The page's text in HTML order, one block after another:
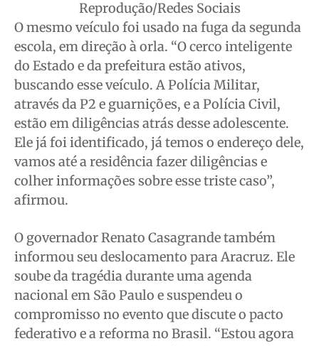
Reprodução/Redes Sociais
O mesmo veículo foi usado na fuga da segunda
escola, em direção à orla. “O cerco inteligente
do Estado e da prefeitura estão ativos,
buscando esse veículo. A Polícia Militar,
através da P2 e guarnições, e a Polícia Civil,
estão em diligências atrás desse adolescente.
Ele já foi identificado, já temos o endereço dele,
vamos até a residência fazer diligências e
colher informações sobre esse triste caso”,
afirmou.
O governador Renato Casagrande também
informou seu deslocamento para Aracruz. Ele
soube da tragédia durante uma agenda
nacional em São Paulo e suspendeu o
compromisso no evento que discute o pacto
federativo e a reforma no Brasil. “Estou agora